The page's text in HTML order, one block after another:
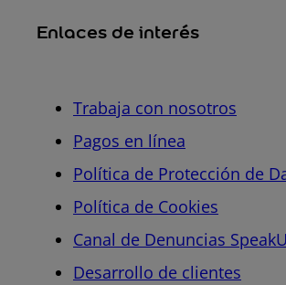
Enlaces de interés
Trabaja con nosotros
Pagos en línea
Política de Protección de
Política de Cookies
Canal de Denuncias
Desarrollo de clientes